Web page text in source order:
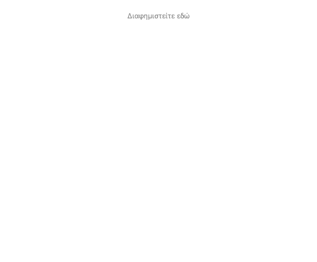
Διαφημιστείτε εδώ